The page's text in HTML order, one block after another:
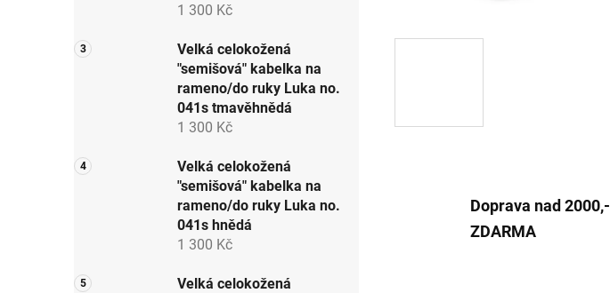
e
1 300 Kč
Velká celokožená
"semišová" kabelka na
rameno/do ruky Luka no.
041s tmavěhnědá
1 300 Kč
Velká celokožená
"semišová" kabelka na
rameno/do ruky Luka no.
041s hnědá
1 300 Kč
Velká celokožená
Doprava nad 2000,-
ZDARMA